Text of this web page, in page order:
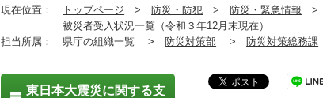
現在位置： トップページ > 防災・防犯 > 防災・緊急情報 >
被災者受入状況一覧（令和３年12月末現在）
担当所属：
県庁の組織一覧 > 防災対策部 > 防災対策総務課
東日本大震災に関する支